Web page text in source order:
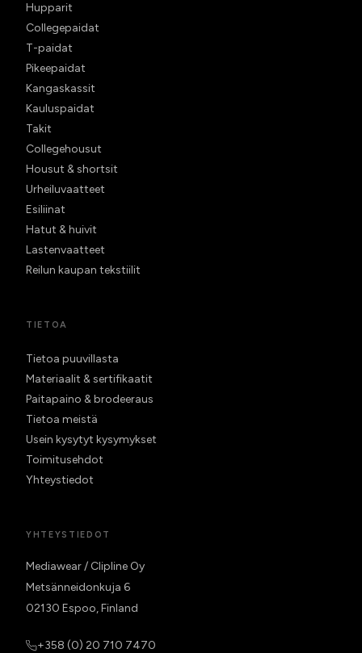
Hupparit
Collegepaidat
T-paidat
Pikeepaidat
Kangaskassit
Kauluspaidat
Takit
Collegehousut
Housut & shortsit
Urheiluvaatteet
Esiliinat
Hatut & huivit
Lastenvaatteet
Reilun kaupan tekstiilit
TIETOA
Tietoa puuvillasta
Materiaalit & sertifikaatit
Paitapaino & brodeeraus
Tietoa meistä
Usein kysytyt kysymykset
Toimitusehdot
Yhteystiedot
YHTEYSTIEDOT
Mediawear / Clipline Oy
Metsänneidonkuja 6
02130 Espoo, Finland
+358 (0) 20 710 7470